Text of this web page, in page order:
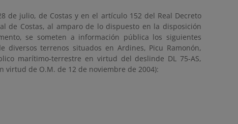
de julio, de Costas y en el artículo 152 del Real Decreto
de Costas, al amparo de lo dispuesto en la disposición
se someten a información pública los siguientes
diversos terrenos situados en Ardines, Picu Ramonón,
marítimo-terrestre en virtud del deslinde DL 75-AS,
de O.M. de 12 de noviembre de 2004):